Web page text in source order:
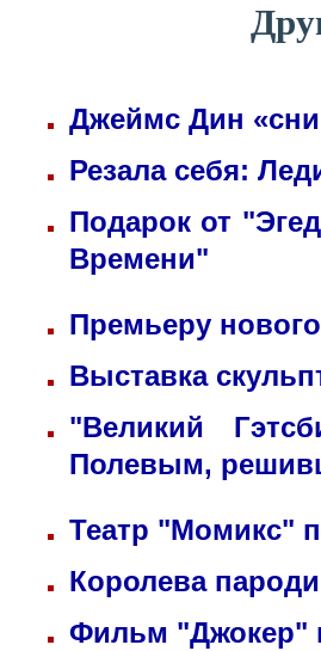
Джеймс Дин
Резала себя:
Подарок от
Времени"
Премьеру
Выставка
"Великий
Полевым,
Театр "Момикс"
Королева
Фильм "Джокер"